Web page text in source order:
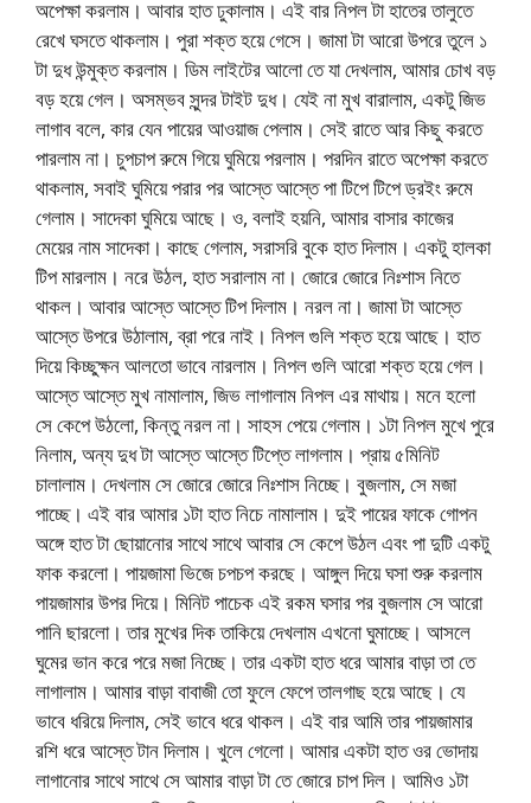
অপেক্ষা করলাম। আবার হাত ঢুকালাম। এই বার নিপল টা হাতের তালুতে
রেখে ঘসতে থাকলাম। পুরা শক্ত হয়ে গেসে। জামা টা আরো উপরে তুলে ১
টা দুধ উন্মুক্ত করলাম। ডিম লাইটের আলো তে যা দেখলাম, আমার চোখ বড়
বড় হয়ে গেল। অসম্ভব সুন্দর টাইট দুধ। যেই না মুখ বারালাম, একটু জিভ
লাগাব বলে, কার যেন পায়ের আওয়াজ পেলাম। সেই রাতে আর কিছু করতে
পারলাম না। চুপচাপ রুমে গিয়ে ঘুমিয়ে পরলাম। পরদিন রাতে অপেক্ষা করতে
থাকলাম, সবাই ঘুমিয়ে পরার পর আস্তে আস্তে পা টিপে টিপে ড্রইং রুমে
গেলাম। সাদেকা ঘুমিয়ে আছে। ও, বলাই হয়নি, আমার বাসার কাজের
মেয়ের নাম সাদেকা। কাছে গেলাম, সরাসরি বুকে হাত দিলাম। একটু হালকা
টিপ মারলাম। নরে উঠল, হাত সরালাম না। জোরে জোরে নিঃশাস নিতে
থাকল। আবার আস্তে আস্তে টিপ দিলাম। নরল না। জামা টা আস্তে
আস্তে উপরে উঠালাম, ব্রা পরে নাই। নিপল গুলি শক্ত হয়ে আছে। হাত
দিয়ে কিচ্ছুক্ষন আলতো ভাবে নারলাম। নিপল গুলি আরো শক্ত হয়ে গেল।
আস্তে আস্তে মুখ নামালাম, জিভ লাগালাম নিপল এর মাথায়। মনে হলো
সে কেপে উঠলো, কিন্তু নরল না। সাহস পেয়ে গেলাম। ১টা নিপল মুখে পুরে
নিলাম, অন্য দুধ টা আস্তে আস্তে টিপ্তে লাগলাম। প্রায় ৫মিনিট
চালালাম। দেখলাম সে জোরে জোরে নিঃশাস নিচ্ছে। বুজলাম, সে মজা
পাচ্ছে। এই বার আমার ১টা হাত নিচে নামালাম। দুই পায়ের ফাকে গোপন
অঙ্গে হাত টা ছোয়ানোর সাথে সাথে আবার সে কেপে উঠল এবং পা দুটি একটু
ফাক করলো। পায়জামা ভিজে চপচপ করছে। আঙ্গুল দিয়ে ঘসা শুরু করলাম
পায়জামার উপর দিয়ে। মিনিট পাচেক এই রকম ঘসার পর বুজলাম সে আরো
পানি ছারলো। তার মুখের দিক তাকিয়ে দেখলাম এখনো ঘুমাচ্ছে। আসলে
ঘুমের ভান করে পরে মজা নিচ্ছে। তার একটা হাত ধরে আমার বাড়া তা তে
লাগালাম। আমার বাড়া বাবাজী তো ফুলে ফেপে তালগাছ হয়ে আছে। যে
ভাবে ধরিয়ে দিলাম, সেই ভাবে ধরে থাকল। এই বার আমি তার পায়জামার
রশি ধরে আস্তে টান দিলাম। খুলে গেলো। আমার একটা হাত ওর ভোদায়
লাগানোর সাথে সাথে সে আমার বাড়া টা তে জোরে চাপ দিল। আমিও ১টা